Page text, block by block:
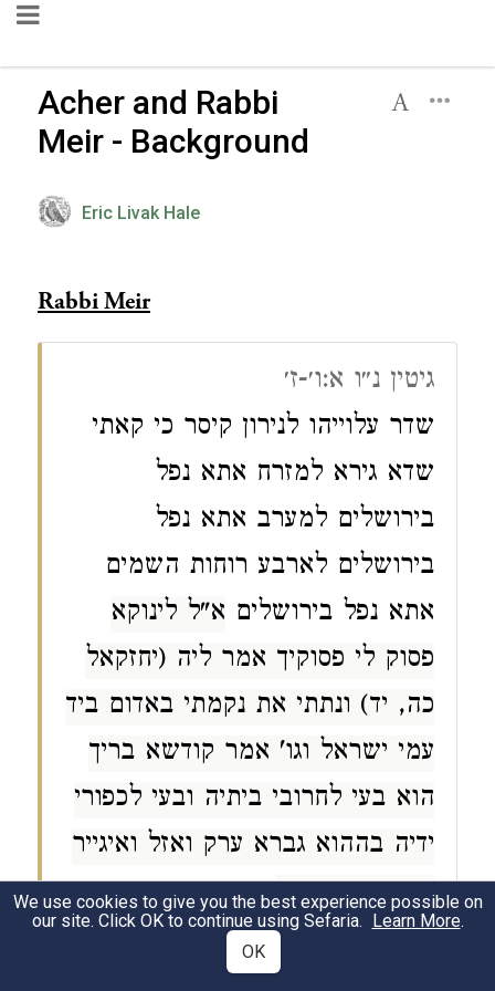
Acher and Rabbi
Meir - Background
Eric Livak Hale
Rabbi Meir
גיטין נ״ו א:ו׳-ז׳
שדר עלוייהו לנירון קיסר כי קאתי
שדא גירא למזרח אתא נפל
בירושלים למערב אתא נפל
בירושלים לארבע רוחות השמים
אתא נפל בירושלים א"ל לינוקא
פסוק לי פסוקיך אמר ליה (יחזקאל
כה, יד) ונתתי את נקמתי באדום ביד
עמי ישראל וגו' אמר קודשא בריך
הוא בעי לחרובי ביתיה ובעי לכפורי
ידיה בההוא גברא ערק ואזל ואיגייר
ונפק מיניה ר"מ
We use cookies to give you the best experience possible on
our site. Click OK to continue using Sefaria. Learn More.
OK